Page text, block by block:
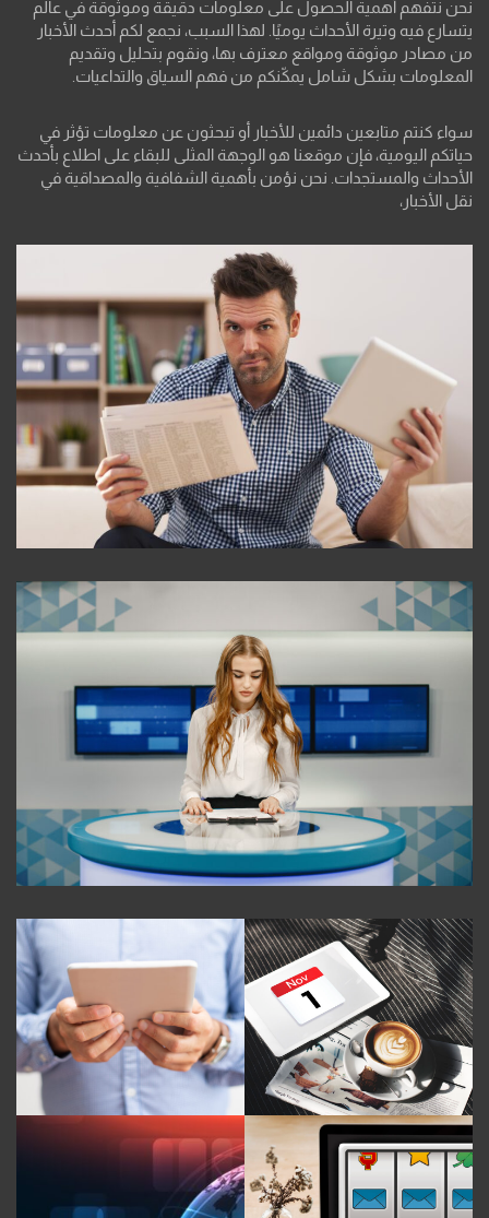
نحن نتفهم أهمية الحصول على معلومات دقيقة وموثوقة في عالم
يتسارع فيه وتيرة الأحداث يوميًا. لهذا السبب، نجمع لكم أحدث الأخبار
من مصادر موثوقة ومواقع معترف بها، ونقوم بتحليل وتقديم
المعلومات بشكل شامل يمكّنكم من فهم السياق والتداعيات.
سواء كنتم متابعين دائمين للأخبار أو تبحثون عن معلومات تؤثر في
حياتكم اليومية، فإن موقعنا هو الوجهة المثلى للبقاء على اطلاع بأحدث
الأحداث والمستجدات. نحن نؤمن بأهمية الشفافية والمصداقية في
نقل الأخبار،